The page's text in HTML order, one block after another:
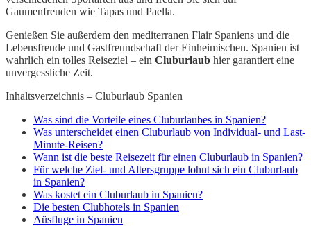
Gaumenfreuden wie Tapas und Paella.
Genießen Sie außerdem den mediterranen Flair Spaniens und die
Lebensfreude und Gastfreundschaft der Einheimischen. Spanien ist
wahrlich ein tolles Reiseziel – ein Cluburlaub hier garantiert eine
unvergessliche Zeit.
Inhaltsverzeichnis – Cluburlaub Spanien
Was sind die Vorteile eines Cluburlaubes in Spanien?
Was unterscheidet einen Cluburlaub von Individual- und Last-
Minute-Reisen?
Wann ist die beste Reisezeit für einen Cluburlaub in Spanien?
Für welche Ziel- und Altersgruppe lohnt sich ein Cluburlaub
in Spanien?
Was kostet ein Cluburlaub in Spanien?
Die besten Clubhotels in Spanien
Aüsfluge in Spanien